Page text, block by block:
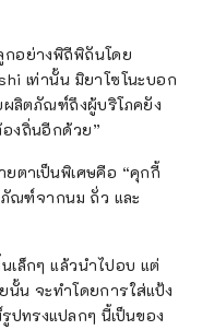
กอย่างพิถีพิถันโดย
เท่านั้น มิยาโซโนะบอก
ผลิตภัณฑ์ถึงผู้บริโภคยัง
งถิ่นอีกด้วย”
ตาเป็นพิเศษคือ “คุกกี้
ณฑ์จากนม ถั่ว และ
เล็กๆ แล้วนำไปอบ แต่
นั้น จะทำโดยการใส่แป้ง
ปทรงแปลกๆ นี้เป็นของ